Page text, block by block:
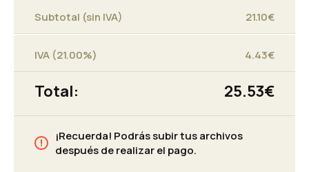
No corregimos archivos que
impliquen trabajo de maquetación
Subtotal (sin IVA) 21.10€
IVA (21.00%) 4.43€
Total: 25.53€
¡Recuerda! Podrás subir tus archivos
después de realizar el pago.